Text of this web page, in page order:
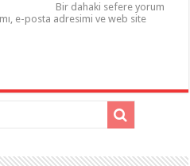
Bir dahaki sefere yorum
e-posta adresimi ve web site